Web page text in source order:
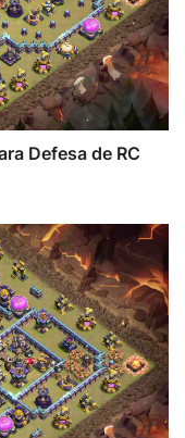
Defesa de RC